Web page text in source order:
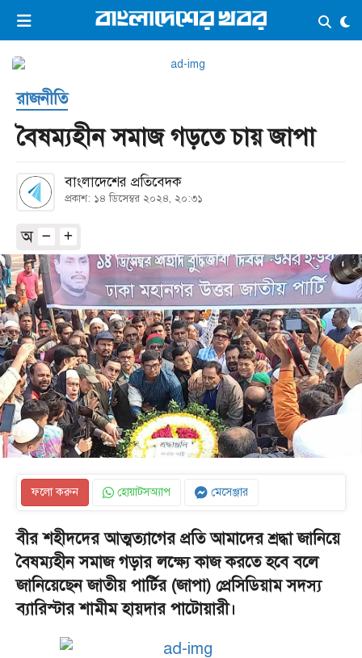
ভিডিও ই-পেপার লগইন ×
প্রচ্ছদ
সর্বশেষ
কনভার্টার
রাজনীতি
বৈষম্যহীন সমাজ গড়তে চায় জাপা
বাংলাদেশের প্রতিবেদক
প্রকাশ: ১৪ ডিসেম্বর ২০২৪, ২০:৩১
অ
ফলো করুন হোয়াটসঅ্যাপ মেসেঞ্জার
বীর শহীদদের আত্মত্যাগের প্রতি আমাদের শ্রদ্ধা জানিয়ে
বৈষম্যহীন সমাজ গড়ার লক্ষ্যে কাজ করতে হবে বলে
জানিয়েছেন জাতীয় পার্টির (জাপা) প্রেসিডিয়াম সদস্য
ব্যারিস্টার শামীম হায়দার পাটোয়ারী।